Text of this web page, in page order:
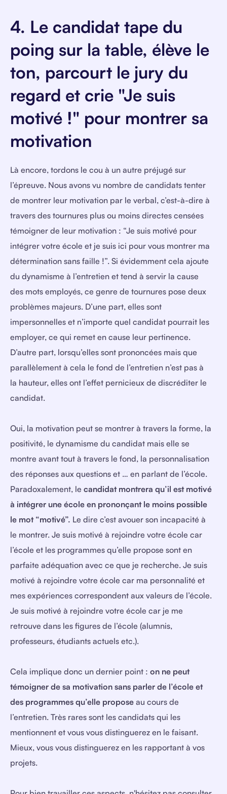
4. Le candidat tape du
poing sur la table, élève le
ton, parcourt le jury du
regard et crie "Je suis
motivé !" pour montrer sa
motivation
Là encore, tordons le cou à un autre préjugé sur
l’épreuve. Nous avons vu nombre de candidats tenter
de montrer leur motivation par le verbal, c’est-à-dire à
travers des tournures plus ou moins directes censées
témoigner de leur motivation : “Je suis motivé pour
intégrer votre école et je suis ici pour vous montrer ma
détermination sans faille !”. Si évidemment cela ajoute
du dynamisme à l’entretien et tend à servir la cause
des mots employés, ce genre de tournures pose deux
problèmes majeurs. D’une part, elles sont
impersonnelles et n’importe quel candidat pourrait les
employer, ce qui remet en cause leur pertinence.
D’autre part, lorsqu’elles sont prononcées mais que
parallèlement à cela le fond de l’entretien n’est pas à
la hauteur, elles ont l’effet pernicieux de discréditer le
candidat.
Oui, la motivation peut se montrer à travers la forme, la
positivité, le dynamisme du candidat mais elle se
montre avant tout à travers le fond, la personnalisation
des réponses aux questions et … en parlant de l’école.
Paradoxalement, le candidat montrera qu’il est motivé
à intégrer une école en prononçant le moins possible
le mot “motivé”. Le dire c’est avouer son incapacité à
le montrer. Je suis motivé à rejoindre votre école car
l’école et les programmes qu’elle propose sont en
parfaite adéquation avec ce que je recherche. Je suis
motivé à rejoindre votre école car ma personnalité et
mes expériences correspondent aux valeurs de l’école.
Je suis motivé à rejoindre votre école car je me
retrouve dans les figures de l’école (alumnis,
professeurs, étudiants actuels etc.).
Cela implique donc un dernier point : on ne peut
témoigner de sa motivation sans parler de l’école et
des programmes qu’elle propose au cours de
l’entretien. Très rares sont les candidats qui les
mentionnent et vous vous distinguerez en le faisant.
Mieux, vous vous distinguerez en les rapportant à vos
projets.